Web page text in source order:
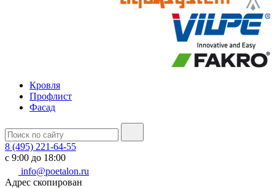
Кровля
Профлист
Фасад
8 (495) 221-64-55
с 9:00 до 18:00
info@poetalon.ru
Адрес скопирован